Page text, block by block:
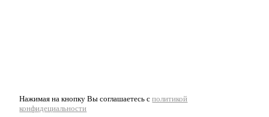
Нажимая на кнопку Вы соглашаетесь сполитикой
конфидециальности